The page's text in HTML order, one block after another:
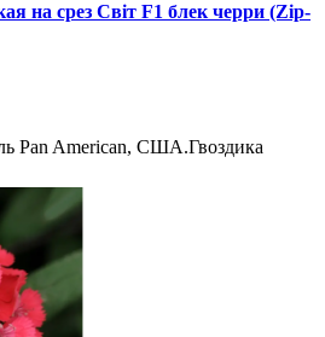
на срез Світ F1 блек черри (Zip-
Pan American, США.Гвоздика